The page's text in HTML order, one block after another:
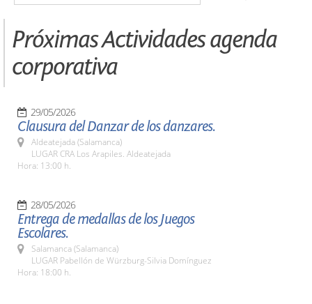
Próximas Actividades agenda
corporativa
29/05/2026
Clausura del Danzar de los danzares.
Aldeatejada (Salamanca)
LUGAR CRA Los Arapiles. Aldeatejada
Hora: 13:00 h.
28/05/2026
Entrega de medallas de los Juegos
Escolares.
Salamanca (Salamanca)
LUGAR Pabellón de Würzburg-Silvia Domínguez
Hora: 18:00 h.